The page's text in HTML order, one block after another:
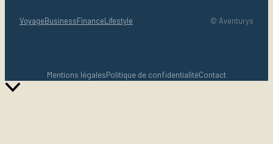
VoyageBusinessFinanceLifestyle © Aventurys
Mentions légalesPolitique de confidentialitéContact
Retour